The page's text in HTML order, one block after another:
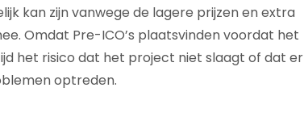
kan zijn vanwege de lagere prijzen en extra
Omdat Pre-ICO’s plaatsvinden voordat het
het risico dat het project niet slaagt of dat er
optreden.